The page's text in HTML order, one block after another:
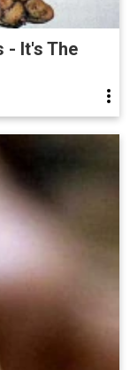
- It's The